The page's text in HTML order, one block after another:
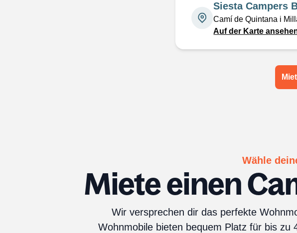
Siesta Campers
Camí de Quintana i
Auf der Karte
Wähle
Miete einen
Wir versprechen dir das perfekte
Wohnmobile bieten bequem Platz für bis